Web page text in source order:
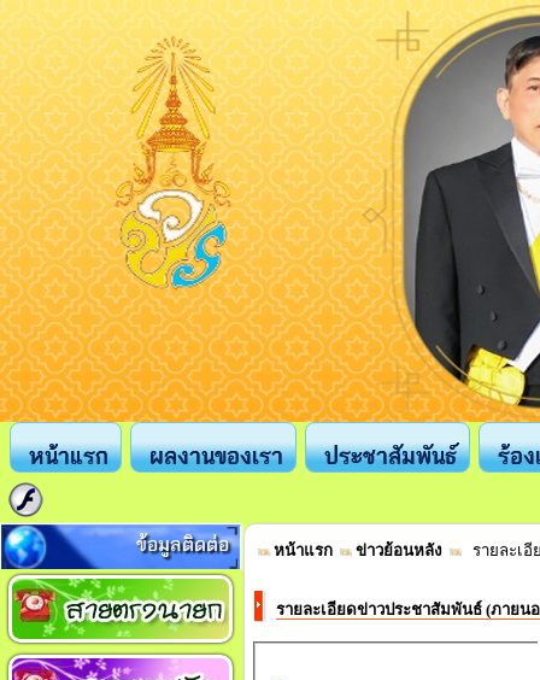
หน้าแรก ผลงานของเรา ประชาสัมพันธ์ ร้อ
ข้อมูลติดต่อ หน้าแรก ข่าวย้อนหลัง รายละเ
รายละเอียดข่าวประชาสัมพันธ์ (ภายน